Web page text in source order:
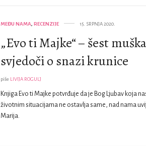
MEĐU NAMA, RECENZIJE 15. SRPNJA 2020.
„Evo ti Majke“ – šest
svjedoči o snazi krunice
piše LIVIJA ROGULJ
Knjiga Evo ti Majke potvrđuje da je Bog Ljubav koja
životnim situacijama ne ostavlja same, nad nama
Marija.